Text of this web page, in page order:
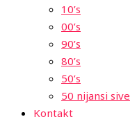
10’s
00’s
90’s
80’s
50’s
50 nijansi sive
Kontakt